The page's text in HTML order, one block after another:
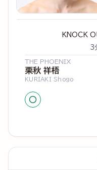
KNOCK
3
THE PHOENIX
栗秋 祥梧
KURIAKI Shogo
○